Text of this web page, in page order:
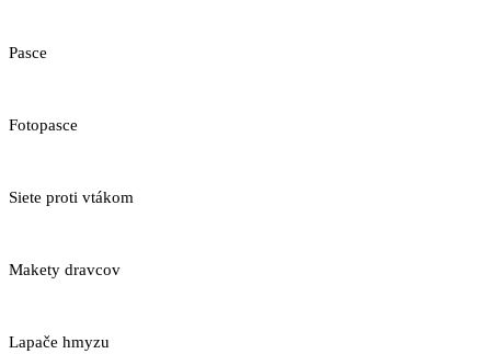
Pasce
Fotopasce
Siete proti vtákom
Makety dravcov
Lapače hmyzu